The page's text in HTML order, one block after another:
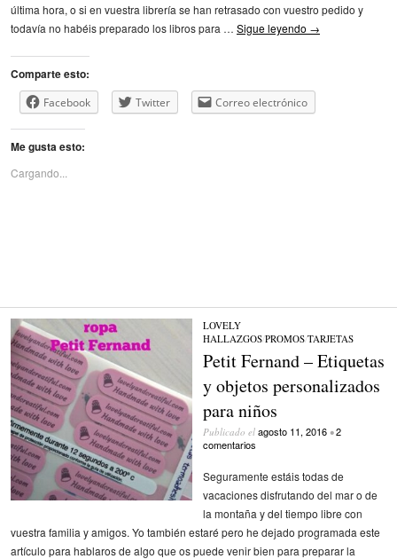
última hora, o si en vuestra librería se han retrasado con vuestro pedido y
todavía no habéis preparado los libros para … Sigue leyendo →
Comparte esto:
Facebook Twitter Correo electrónico
Me gusta esto:
Cargando...
LOVELY
HALLAZGOS/PROMOS/TARJETAS
Petit Fernand – Etiquetas
y objetos personalizados
para niños
Publicado el agosto 11, 2016 •2
comentarios
Seguramente estáis todas de
vacaciones disfrutando del mar o de
la montaña y del tiempo libre con
vuestra familia y amigos. Yo también estaré pero he dejado programada este
artículo para hablaros de algo que os puede venir bien para preparar la